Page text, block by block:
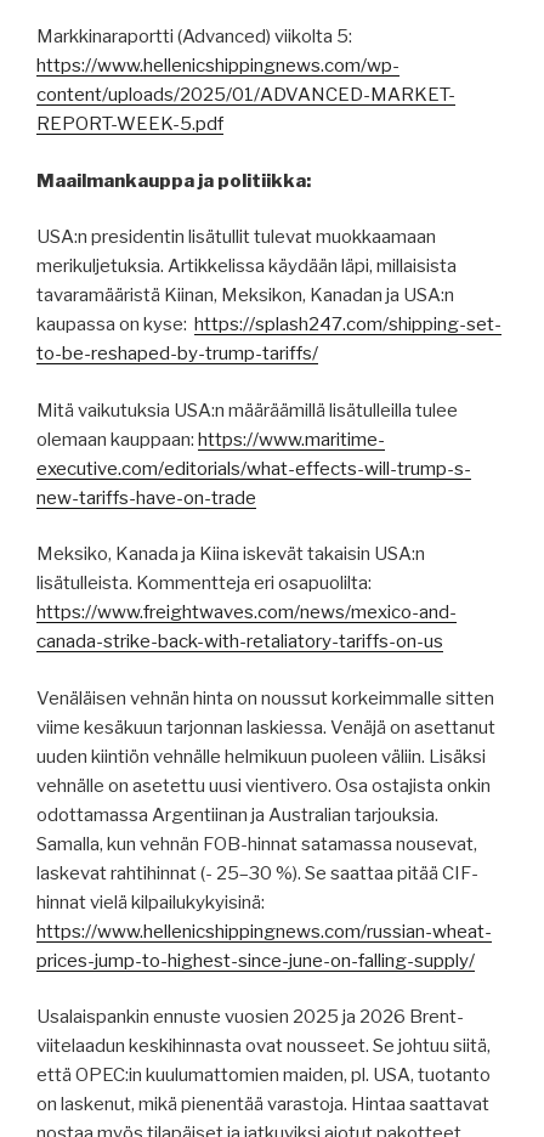
Markkinaraportti (Advanced) viikolta 5:
https://www.hellenicshippingnews.com/wp-
content/uploads/2025/01/ADVANCED-MARKET-
REPORT-WEEK-5.pdf
Maailmankauppa ja politiikka:
USA:n presidentin lisätullit tulevat muokkaamaan
merikuljetuksia. Artikkelissa käydään läpi, millaisista
tavaramääristä Kiinan, Meksikon, Kanadan ja USA:n
kaupassa on kyse: https://splash247.com/shipping-set-
to-be-reshaped-by-trump-tariffs/
Mitä vaikutuksia USA:n määräämillä lisätulleilla tulee
olemaan kauppaan: https://www.maritime-
executive.com/editorials/what-effects-will-trump-s-
new-tariffs-have-on-trade
Meksiko, Kanada ja Kiina iskevät takaisin USA:n
lisätulleista. Kommentteja eri osapuolilta:
https://www.freightwaves.com/news/mexico-and-
canada-strike-back-with-retaliatory-tariffs-on-us
Venäläisen vehnän hinta on noussut korkeimmalle sitten
viime kesäkuun tarjonnan laskiessa. Venäjä on asettanut
uuden kiintiön vehnälle helmikuun puoleen väliin. Lisäksi
vehnälle on asetettu uusi vientivero. Osa ostajista onkin
odottamassa Argentiinan ja Australian tarjouksia.
Samalla, kun vehnän FOB-hinnat satamassa nousevat,
laskevat rahtihinnat (- 25–30 %). Se saattaa pitää CIF-
hinnat vielä kilpailukykyisinä:
https://www.hellenicshippingnews.com/russian-wheat-
prices-jump-to-highest-since-june-on-falling-supply/
Usalaispankin ennuste vuosien 2025 ja 2026 Brent-
viitelaadun keskihinnasta ovat nousseet. Se johtuu siitä,
että OPEC:in kuulumattomien maiden, pl. USA, tuotanto
on laskenut, mikä pienentää varastoja. Hintaa saattavat